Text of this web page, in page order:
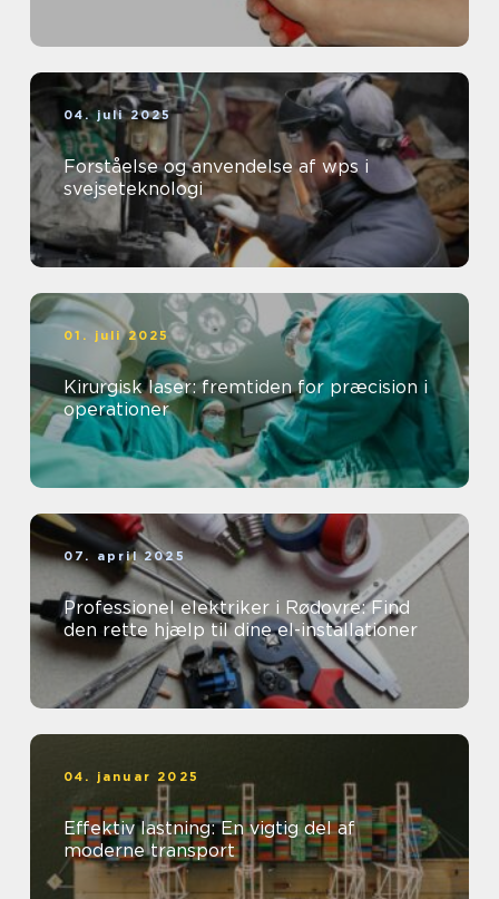
04. juli 2025
Forståelse og anvendelse af wps i
svejseteknologi
01. juli 2025
Kirurgisk laser: fremtiden for præcision i
operationer
07. april 2025
Professionel elektriker i Rødovre: Find
den rette hjælp til dine el-installationer
04. januar 2025
Effektiv lastning: En vigtig del af
moderne transport